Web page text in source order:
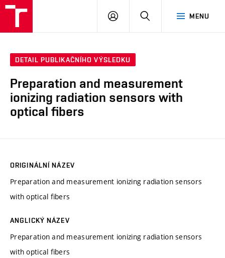
MENU
PŘIHLÁSIT
DETAIL PUBLIKAČNÍHO VÝSLEDKU
Preparation and measurement
ionizing radiation sensors with
optical fibers
ORIGINÁLNÍ NÁZEV
Preparation and measurement ionizing radiation sensors
with optical fibers
ANGLICKÝ NÁZEV
Preparation and measurement ionizing radiation sensors
with optical fibers